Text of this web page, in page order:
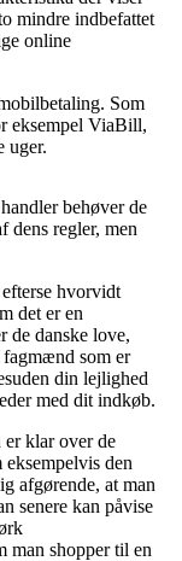
mindre indbefattet
online
Som
eksempel ViaBill,
uger.
behøver de
dens regler, men
hvorvidt
det er en
de danske love,
som er
din lejlighed
med dit indkøb.
klar over de
den
afgørende, at man
senere kan påvise
man shopper til en